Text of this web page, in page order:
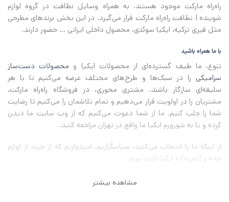
راه‌راه مارکت موجود هستند. به همراه وسایل نظافت در گروه لوازم
شوینده | نظافت راه‌راه مارکت قرار می‌گیرد. در این بخش برندهای مطرحی
مثل فیری ترکیه، ایکیا سوئدی، محصول داخلی ایرانی ... حضور دارند.
با ما همراه باشید
تنوع، ما طیف گسترده‌ای از محصولات ایکیا و محصولات دست‌ساز
سرامیکی را در سبک‌ها و طرح‌های مختلف عرضه می‌کنیم تا با هر
سلیقه‌ای سازگار باشند. مشتری محوری، در فروشگاه راه‌راه مارکت،
مشتریان را در اولویت قرار می‌دهیم و تمام تلاشمان را می‌کنیم تا رضایت
شما را جلب کنیم. ما از شما دعوت می‌کنیم که از وب سایت ما دیدن
کرده و یا به شورورم ایکیا ما واقع در تهران مراجعه کنید.
از اینکه ما را انتخاب می‌کنید، سپاسگزاریم. امیدواریم که از خرید از لوازم
خانه و آشپزخانه ایکیا لذت ببرید
مشاهده بیشتر